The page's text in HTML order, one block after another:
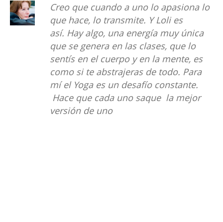
Creo que cuando a uno lo apasiona lo
que hace, lo transmite. Y Loli es
así. Hay algo, una energía muy única
que se genera en las clases, que lo
sentís en el cuerpo y en la mente, es
como si te abstrajeras de todo. Para
mí el Yoga es un desafío constante.
Hace que cada uno saque la mejor
versión de uno